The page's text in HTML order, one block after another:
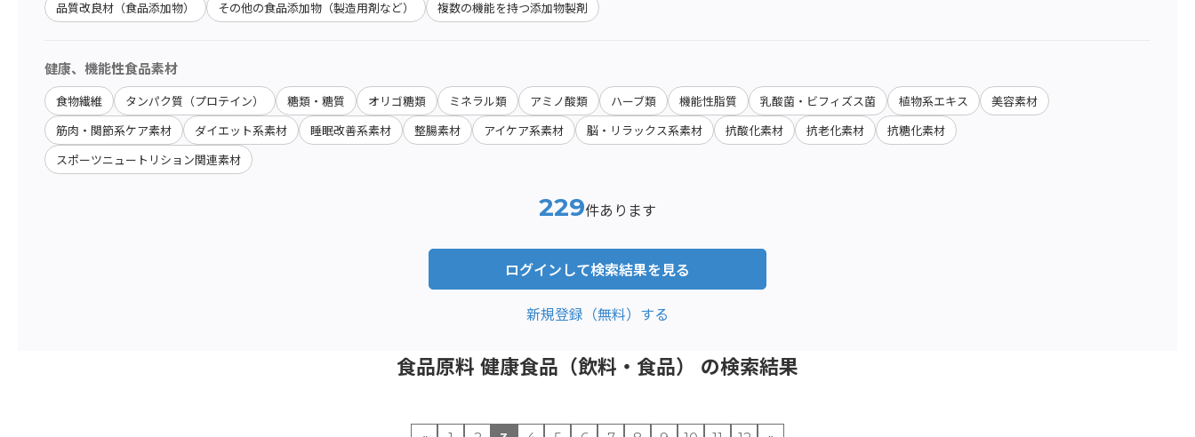
品質改良材（食品添加物） その他の食品添加物（製造用剤など） 複数の機能を持つ添加物製剤
健康、機能性食品素材
食物繊維 タンパク質（プロテイン） 糖類・糖質 オリゴ糖類 ミネラル類 アミノ酸類 ハーブ類 機能性脂質 乳酸菌・ビフィズス菌 植物系エキス 美容素材
筋肉・関節系ケア素材 ダイエット系素材 睡眠改善系素材 整腸素材 アイケア系素材 脳・リラックス系素材 抗酸化素材 抗老化素材 抗糖化素材
スポーツニュートリション関連素材
229件あります
ログインして検索結果を見る
新規登録（無料）する
食品原料 健康食品（飲料・食品） の検索結果